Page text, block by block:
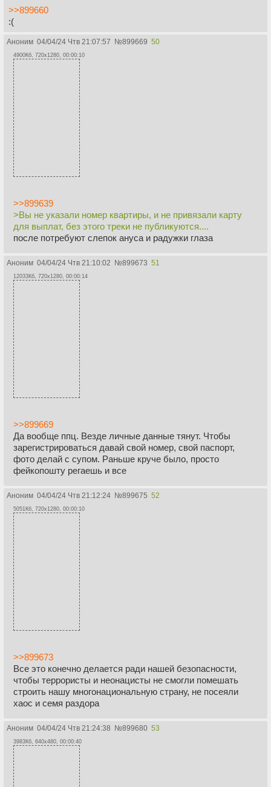
>>899660
:(
Аноним 04/04/24 Чтв 21:07:57 №899669 50
4900Кб, 720x1280, 00:00:10
>>899639
>Вы не указали номер квартиры, и не привязали карту
для выплат, без этого треки не публикуются....
после потребуют слепок ануса и радужки глаза
Аноним 04/04/24 Чтв 21:10:02 №899673 51
12033Кб, 720x1280, 00:00:14
>>899669
Да вообще ппц. Везде личные данные тянут. Чтобы
зарегистрироваться давай свой номер, свой паспорт,
фото делай с супом. Раньше круче было, просто
фейкопошту регаешь и все
Аноним 04/04/24 Чтв 21:12:24 №899675 52
5051Кб, 720x1280, 00:00:10
>>899673
Все это конечно делается ради нашей безопасности,
чтобы террористы и неонацисты не смогли помешать
строить нашу многонациональную страну, не посеяли
хаос и семя раздора
Аноним 04/04/24 Чтв 21:24:38 №899680 53
3983Кб, 640x480, 00:00:40